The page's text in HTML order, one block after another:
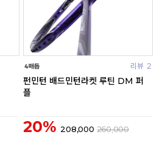
리뷰 2
펀민턴 배드민턴라켓 루틴 DM 퍼
플
20% 208,000 260,000